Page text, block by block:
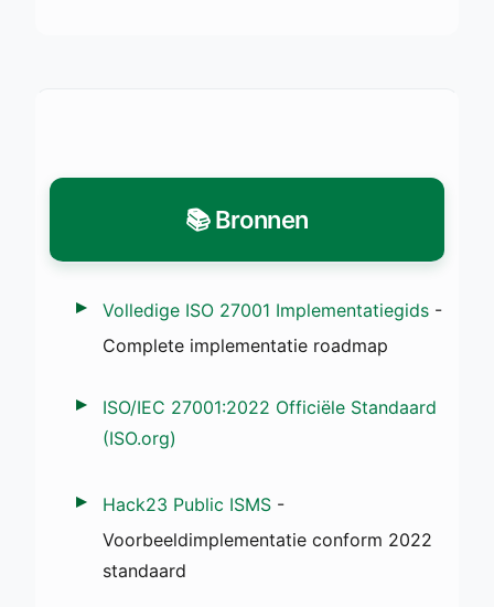
📚 Bronnen
Volledige ISO 27001 Implementatiegids -
Complete implementatie roadmap
ISO/IEC 27001:2022 Officiële Standaard
(ISO.org)
Hack23 Public ISMS -
Voorbeeldimplementatie conform 2022
standaard